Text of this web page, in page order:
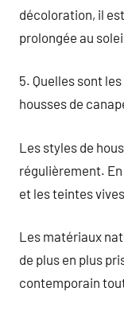
décoloration, il
prolongée au
5. Quelles sont
housses de
Les styles de
régulièrement.
et les teintes
Les matériaux
de plus en plus
contemporain